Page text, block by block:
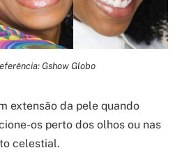
Gshow Globo
extensão da pele quando
os perto dos olhos ou nas
celestial.